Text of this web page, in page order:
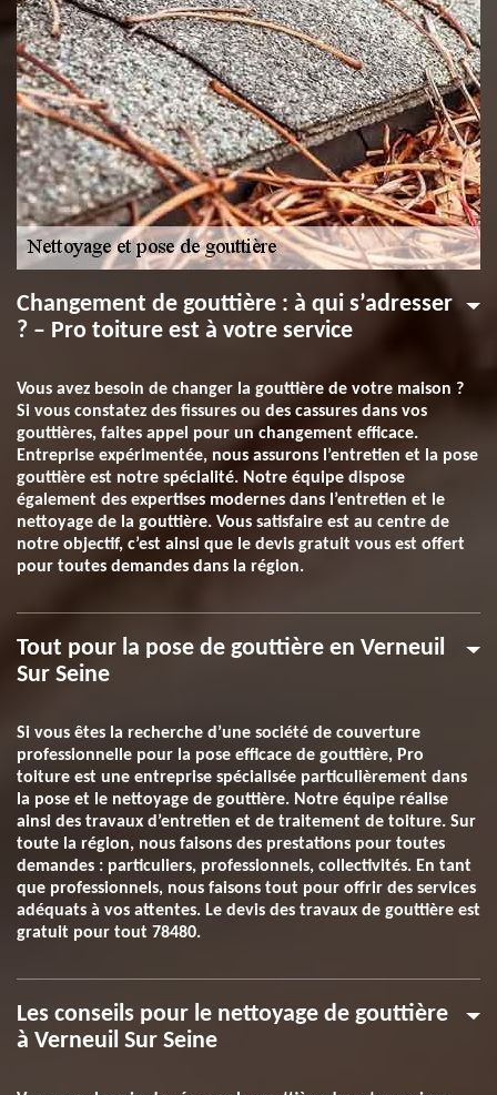
Changement de gouttière : à qui s’adresser
? – Pro toiture est à votre service
Vous avez besoin de changer la gouttière de votre maison ?
Si vous constatez des fissures ou des cassures dans vos
gouttières, faites appel pour un changement efficace.
Entreprise expérimentée, nous assurons l’entretien et la pose
gouttière est notre spécialité. Notre équipe dispose
également des expertises modernes dans l’entretien et le
nettoyage de la gouttière. Vous satisfaire est au centre de
notre objectif, c’est ainsi que le devis gratuit vous est offert
pour toutes demandes dans la région.
Tout pour la pose de gouttière en Verneuil
Sur Seine
Si vous êtes la recherche d’une société de couverture
professionnelle pour la pose efficace de gouttière, Pro
toiture est une entreprise spécialisée particulièrement dans
la pose et le nettoyage de gouttière. Notre équipe réalise
ainsi des travaux d’entretien et de traitement de toiture. Sur
toute la région, nous faisons des prestations pour toutes
demandes : particuliers, professionnels, collectivités. En tant
que professionnels, nous faisons tout pour offrir des services
adéquats à vos attentes. Le devis des travaux de gouttière est
gratuit pour tout 78480.
Les conseils pour le nettoyage de gouttière
à Verneuil Sur Seine